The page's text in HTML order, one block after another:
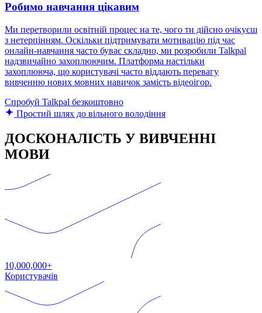
Робимо навчання цікавим
Ми перетворили освітній процес на те, чого ти дійсно очікуєш
з нетерпінням. Оскільки підтримувати мотивацію під час
онлайн-навчання часто буває складно, ми розробили Talkpal
надзвичайно захоплюючим. Платформа настільки
захоплююча, що користувачі часто віддають перевагу
вивченню нових мовних навичок замість відеоігор.
Спробуй Talkpal безкоштовно
Простий шлях до вільного володіння
ДОСКОНАЛІСТЬ У ВИВЧЕННІ
МОВИ
10,000,000+
Користувачів